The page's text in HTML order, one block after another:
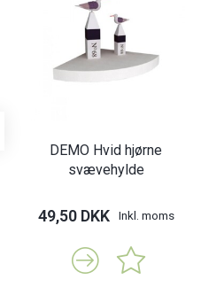
DEMO Hvid hjørne
svævehylde
49,50 DKK Inkl. moms